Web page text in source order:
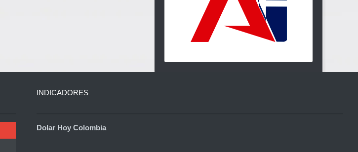
INDICADORES
Dolar Hoy Colombia